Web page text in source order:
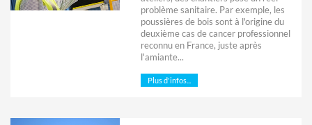
problème sanitaire. Par exemple, les
poussières de bois sont à l'origine du
deuxième cas de cancer professionnel
reconnu en France, juste après
l'amiante...
Plus d'infos...